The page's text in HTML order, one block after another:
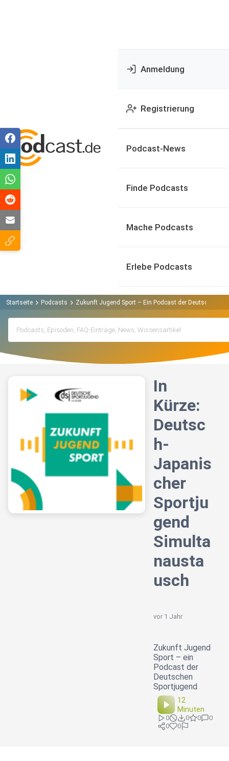
Anmeldung
Registrierung
Podcast-News
Finde Podcasts
Mache Podcasts
Erlebe Podcasts
Startseite Podcasts Zukunft Jugend Sport – Ein Podcast der Deutschen
In
Kürze:
Deutsc
h-
Japanis
cher
Sportju
gend
Simulta
nausta
usch
vor 1 Jahr
Zukunft Jugend
Sport – ein
Podcast der
Deutschen
Sportjugend
12
Minuten
0 0 0
0
0
0